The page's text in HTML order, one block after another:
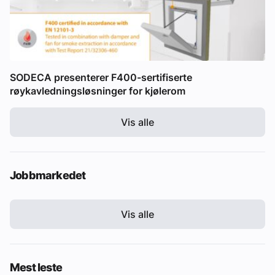
SODECA presenterer F400-sertifiserte
røykavledningsløsninger for kjølerom
Vis alle
Jobbmarkedet
Vis alle
Mest leste